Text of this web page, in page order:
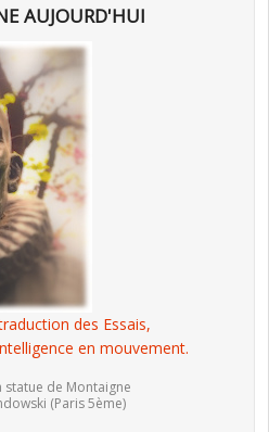
AUJOURD'HUI
des Essais,
en mouvement.
de Montaigne
(Paris 5ème)